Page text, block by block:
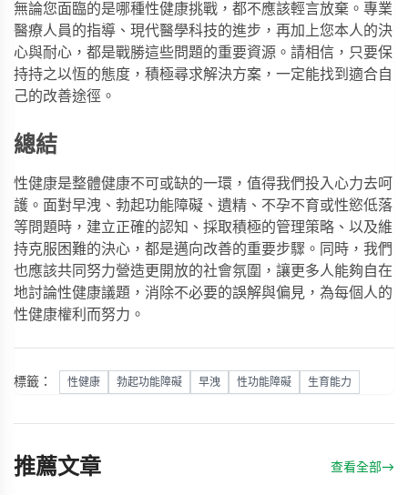
無論您面臨的是哪種性健康挑戰，都不應該輕言放棄。專業
醫療人員的指導、現代醫學科技的進步，再加上您本人的決
心與耐心，都是戰勝這些問題的重要資源。請相信，只要保
持持之以恆的態度，積極尋求解決方案，一定能找到適合自
己的改善途徑。
總結
性健康是整體健康不可或缺的一環，值得我們投入心力去呵
護。面對早洩、勃起功能障礙、遺精、不孕不育或性慾低落
等問題時，建立正確的認知、採取積極的管理策略、以及維
持克服困難的決心，都是邁向改善的重要步驟。同時，我們
也應該共同努力營造更開放的社會氛圍，讓更多人能夠自在
地討論性健康議題，消除不必要的誤解與偏見，為每個人的
性健康權利而努力。
標籤： 性健康 勃起功能障礙 早洩 性功能障礙 生育能力
推薦文章 查看全部→